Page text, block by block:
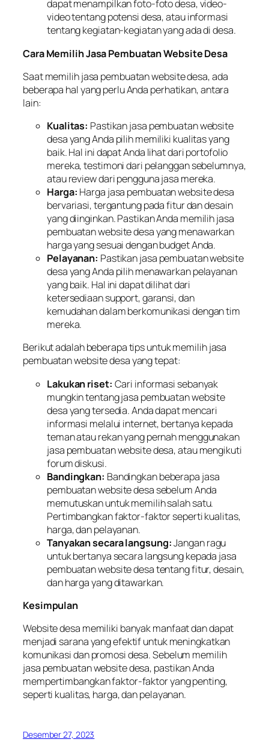
dapat menampilkan foto-foto desa, video-
video tentang potensi desa, atau informasi
tentang kegiatan-kegiatan yang ada di desa.
Cara Memilih Jasa Pembuatan Website Desa
Saat memilih jasa pembuatan website desa, ada
beberapa hal yang perlu Anda perhatikan, antara
lain:
Kualitas: Pastikan jasa pembuatan website
desa yang Anda pilih memiliki kualitas yang
baik. Hal ini dapat Anda lihat dari portofolio
mereka, testimoni dari pelanggan sebelumnya,
atau review dari pengguna jasa mereka.
Harga: Harga jasa pembuatan website desa
bervariasi, tergantung pada fitur dan desain
yang diinginkan. Pastikan Anda memilih jasa
pembuatan website desa yang menawarkan
harga yang sesuai dengan budget Anda.
Pelayanan: Pastikan jasa pembuatan website
desa yang Anda pilih menawarkan pelayanan
yang baik. Hal ini dapat dilihat dari
ketersediaan support, garansi, dan
kemudahan dalam berkomunikasi dengan tim
mereka.
Berikut adalah beberapa tips untuk memilih jasa
pembuatan website desa yang tepat:
Lakukan riset: Cari informasi sebanyak
mungkin tentang jasa pembuatan website
desa yang tersedia. Anda dapat mencari
informasi melalui internet, bertanya kepada
teman atau rekan yang pernah menggunakan
jasa pembuatan website desa, atau mengikuti
forum diskusi.
Bandingkan: Bandingkan beberapa jasa
pembuatan website desa sebelum Anda
memutuskan untuk memilih salah satu.
Pertimbangkan faktor-faktor seperti kualitas,
harga, dan pelayanan.
Tanyakan secara langsung:Jangan ragu
untuk bertanya secara langsung kepada jasa
pembuatan website desa tentang fitur, desain,
dan harga yang ditawarkan.
Kesimpulan
Website desa memiliki banyak manfaat dan dapat
menjadi sarana yang efektif untuk meningkatkan
komunikasi dan promosi desa. Sebelum memilih
jasa pembuatan website desa, pastikan Anda
mempertimbangkan faktor-faktor yang penting,
seperti kualitas, harga, dan pelayanan.
Desember 27, 2023